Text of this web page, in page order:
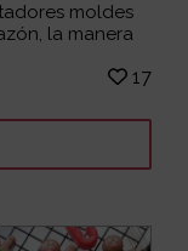
moldes
la manera
17